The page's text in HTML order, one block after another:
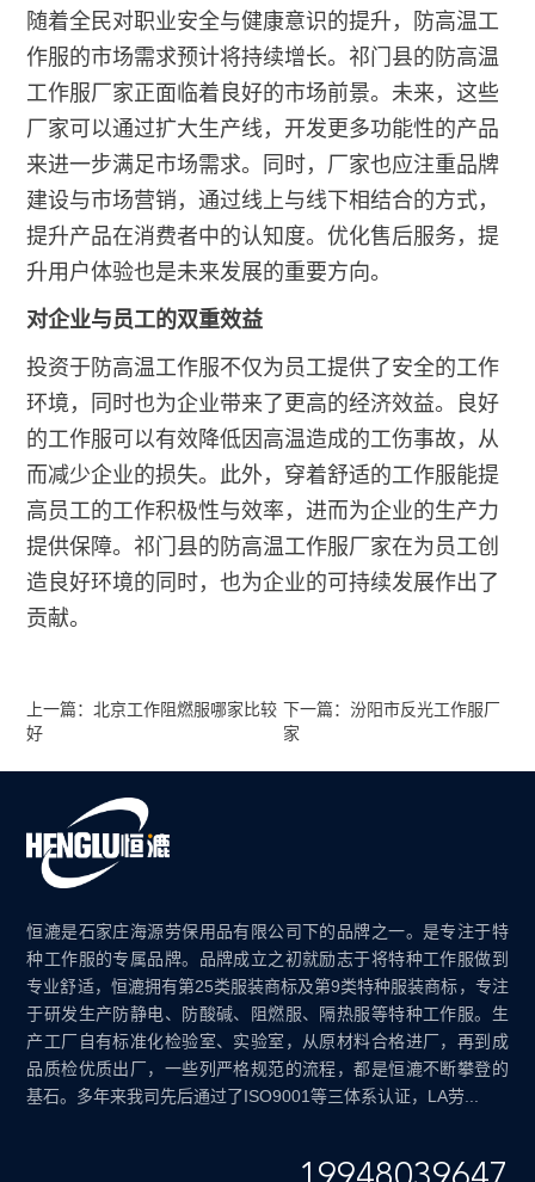
随着全民对职业安全与健康意识的提升，防高温工
作服的市场需求预计将持续增长。祁门县的防高温
工作服厂家正面临着良好的市场前景。未来，这些
厂家可以通过扩大生产线，开发更多功能性的产品
来进一步满足市场需求。同时，厂家也应注重品牌
建设与市场营销，通过线上与线下相结合的方式，
提升产品在消费者中的认知度。优化售后服务，提
升用户体验也是未来发展的重要方向。
对企业与员工的双重效益
投资于防高温工作服不仅为员工提供了安全的工作
环境，同时也为企业带来了更高的经济效益。良好
的工作服可以有效降低因高温造成的工伤事故，从
而减少企业的损失。此外，穿着舒适的工作服能提
高员工的工作积极性与效率，进而为企业的生产力
提供保障。祁门县的防高温工作服厂家在为员工创
造良好环境的同时，也为企业的可持续发展作出了
贡献。
上一篇：北京工作阻燃服哪家比较
好
下一篇：汾阳市反光工作服厂
家
恒漉是石家庄海源劳保用品有限公司下的品牌之一。是专注于特
种工作服的专属品牌。品牌成立之初就励志于将特种工作服做到
专业舒适，恒漉拥有第25类服装商标及第9类特种服装商标，专注
于研发生产防静电、防酸碱、阻燃服、隔热服等特种工作服。生
产工厂自有标准化检验室、实验室，从原材料合格进厂，再到成
品质检优质出厂，一些列严格规范的流程，都是恒漉不断攀登的
基石。多年来我司先后通过了ISO9001等三体系认证，LA劳...